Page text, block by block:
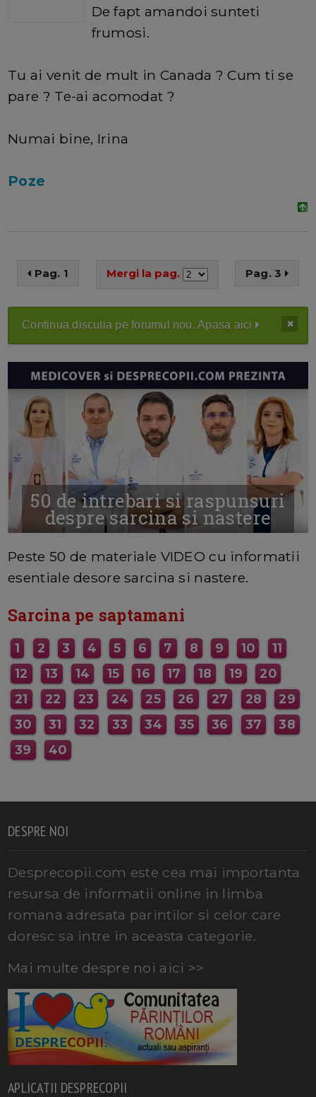
De fapt amandoi sunteti
frumosi.
Tu ai venit de mult in Canada ? Cum ti se
pare ? Te-ai acomodat ?
Numai bine, Irina
Poze
Pag. 1 Mergi la pag. Pag. 3
Continua discutia pe forumul nou. Apasa aici
50 de intrebari si raspunsuri
despre sarcina si nastere
Peste 50 de materiale VIDEO cu informatii
esentiale desore sarcina si nastere.
Sarcina pe saptamani
1 2 3 4 5 6 7 8 9 10
11
12
13 14 15 16 17 18 19
20
21
22 23 24 25 26 27 28
29
30
31 32 33 34 35 36 37
38
39
40
DESPRE NOI
Desprecopii.com este cea mai importanta
resursa de informatii online in limba
romana adresata parintilor si celor care
doresc sa intre in aceasta categorie.
Mai multe despre noi aici >>
APLICATII DESPRECOPII